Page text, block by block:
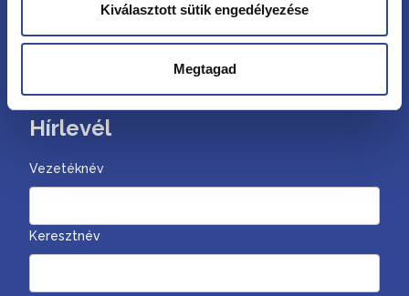
Kiválasztott sütik engedélyezése
Megtagad
Kövessen minket
Hírlevél
Vezetéknév
Keresztnév